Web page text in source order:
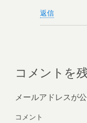
返信
コメントを
メールアドレスが
コメント